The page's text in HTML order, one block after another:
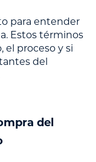
para entender
Estos términos
el proceso y si
del
del